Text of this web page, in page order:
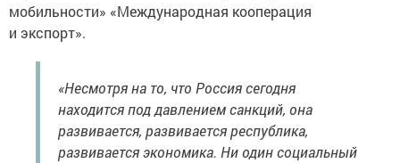
мобильности» «Международная кооперация
и экспорт».
«Несмотря на то, что Россия сегодня
находится под давлением санкций, она
развивается, развивается республика,
развивается экономика. Ни один социальный